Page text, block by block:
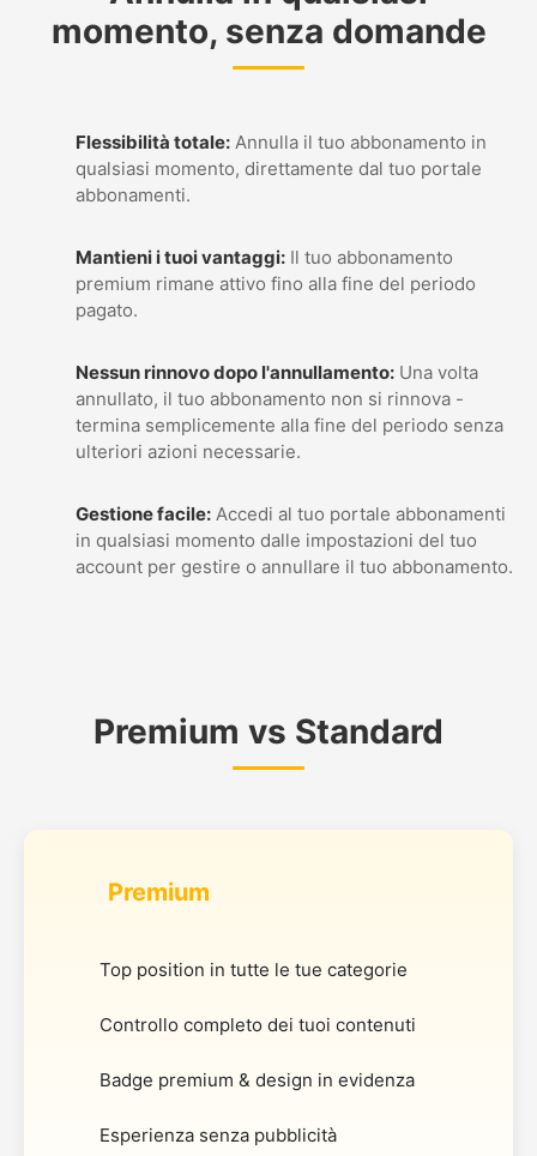
momento, senza domande
Flessibilità totale: Annulla il tuo abbonamento in
qualsiasi momento, direttamente dal tuo portale
abbonamenti.
Mantieni i tuoi vantaggi: Il tuo abbonamento
premium rimane attivo fino alla fine del periodo
pagato.
Nessun rinnovo dopo l'annullamento: Una volta
annullato, il tuo abbonamento non si rinnova -
termina semplicemente alla fine del periodo senza
ulteriori azioni necessarie.
Gestione facile: Accedi al tuo portale abbonamenti
in qualsiasi momento dalle impostazioni del tuo
account per gestire o annullare il tuo abbonamento.
Premium vs Standard
Premium
Top position in tutte le tue categorie
Controllo completo dei tuoi contenuti
Badge premium & design in evidenza
Esperienza senza pubblicità